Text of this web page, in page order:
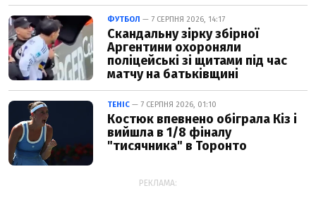
ФУТБОЛ — 7 СЕРПНЯ 2026, 14:17
Скандальну зірку збірної
Аргентини охороняли
поліцейські зі щитами під час
матчу на батьківщині
ТЕНІС — 7 СЕРПНЯ 2026, 01:10
Костюк впевнено обіграла Кіз і
вийшла в 1/8 фіналу
"тисячника" в Торонто
РЕКЛАМА: